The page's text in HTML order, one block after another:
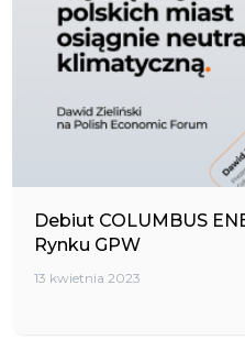
Debiut COLUMBUS
Rynku GPW
13 kwietnia 2023